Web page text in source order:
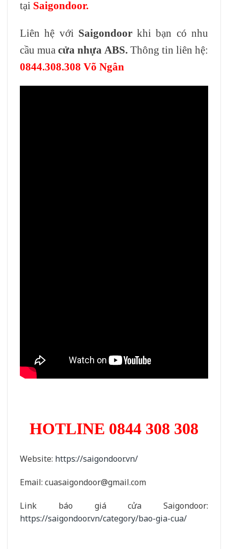
tại Saigondoor.
Liên hệ với Saigondoorkhi bạn có nhu
cầu mua cửa nhựa ABS. Thông tin liên hệ:
0844.308.308 Võ Ngân
HOTLINE 0844 308 308
Website: https://saigondoor.vn/
Email: cuasaigondoor@gmail.com
Link báo giá cửa Saigondoor:
https://saigondoor.vn/category/bao-gia-cua/